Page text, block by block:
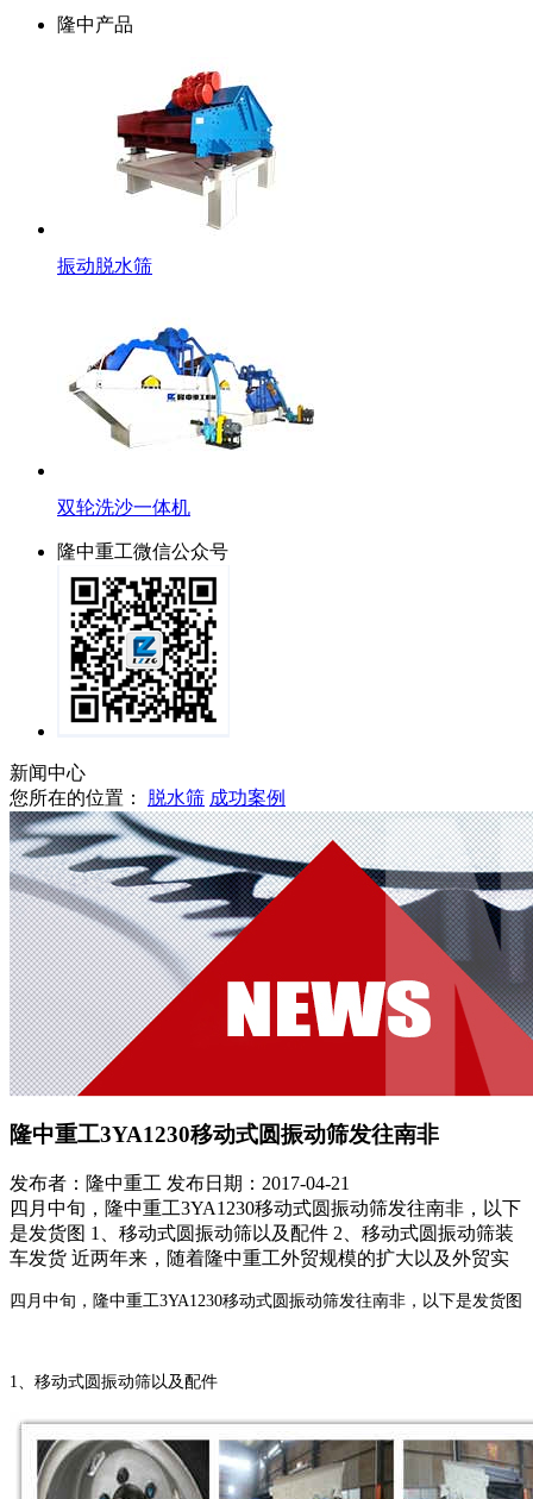
隆中产品
振动脱水筛
双轮洗沙一体机
隆中重工微信公众号
新闻中心
您所在的位置：
脱水筛 成功案例
隆中重工3YA1230移动式圆振动筛发往南非
发布者：隆中重工 发布日期：2017-04-21
四月中旬，隆中重工3YA1230移动式圆振动筛发往南非，以下
是发货图 1、移动式圆振动筛以及配件 2、移动式圆振动筛装
车发货 近两年来，随着隆中重工外贸规模的扩大以及外贸实
四月中旬，隆中重工3YA1230移动式圆振动筛发往南非，以下是发货图
1、移动式圆振动筛以及配件